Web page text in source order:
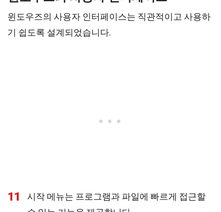
윈도우즈의 사용자 인터페이스는 직관적이고 사용하
기 쉽도록 설계되었습니다.
11
시작 메뉴는 프로그램과 파일에 빠르게 접근할